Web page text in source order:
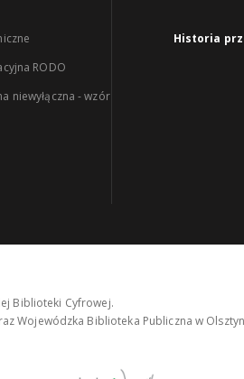
RODO
niewyłączna - wzór
Historia
Biblioteki Cyfrowej.
Wojewódzka Biblioteka Publiczna w